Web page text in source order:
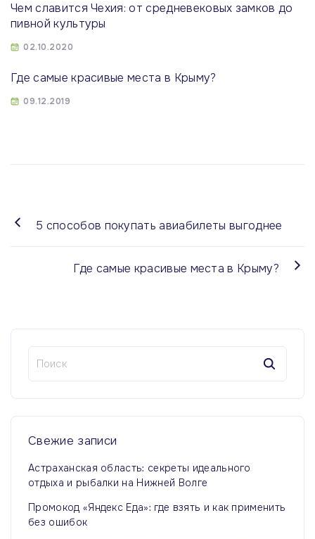
Чем славится Чехия: от средневековых замков до
пивной культуры
02.10.2020
Где самые красивые места в Крыму?
09.12.2019
5 способов покупать авиабилеты выгоднее
Где самые красивые места в Крыму?
т
и
Свежие записи
Астраханская область: секреты идеального
отдыха и рыбалки на Нижней Волге
Промокод «Яндекс Еда»: где взять и как применить
без ошибок